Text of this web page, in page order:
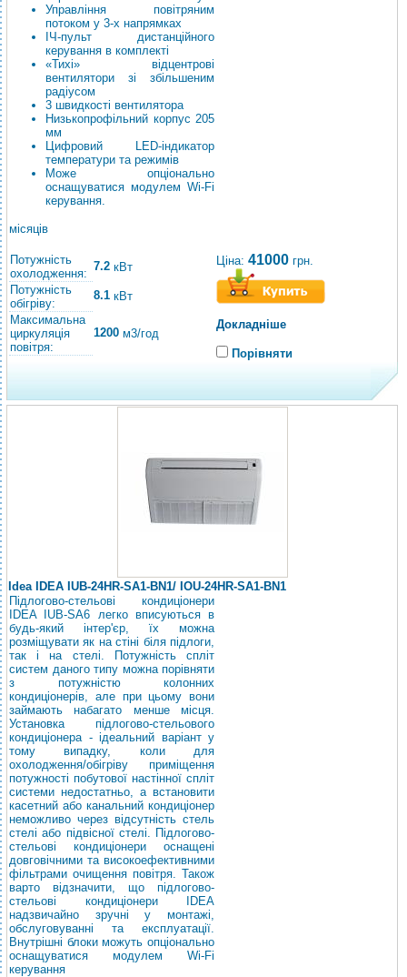
Управління повітряним
потоком у 3-х напрямках
ІЧ-пульт дистанційного
керування в комплекті
«Тихі» відцентрові
вентилятори зі збільшеним
радіусом
3 швидкості вентилятора
Низькопрофільний корпус 205
мм
Цифровий LED-індикатор
температури та режимів
Може опціонально
оснащуватися модулем Wi-Fi
керування.
місяців
Потужність
охолодження:
7.2 кВт
Потужність
обігріву:
8.1 кВт
Максимальна
циркуляція
повітря:
1200 м3/год
Ціна: 41000 грн.
Докладніше
Порівняти
Idea IDEA IUB-24HR-SA1-BN1/ IOU-24HR-SA1-BN1
Підлогово-стельові кондиціонери
IDEA IUB-SA6 легко вписуються в
будь-який інтер'єр, їх можна
розміщувати як на стіні біля підлоги,
так і на стелі. Потужність спліт
систем даного типу можна порівняти
з потужністю колонних
кондиціонерів, але при цьому вони
займають набагато менше місця.
Установка підлогово-стельового
кондиціонера - ідеальний варіант у
тому випадку, коли для
охолодження/обігріву приміщення
потужності побутової настінної спліт
системи недостатньо, а встановити
касетний або канальний кондиціонер
неможливо через відсутність стель
стелі або підвісної стелі. Підлогово-
стельові кондиціонери оснащені
довговічними та високоефективними
фільтрами очищення повітря. Також
варто відзначити, що підлогово-
стельові кондиціонери IDEA
надзвичайно зручні у монтажі,
обслуговуванні та експлуатації.
Внутрішні блоки можуть опціонально
оснащуватися модулем Wi-Fi
керування